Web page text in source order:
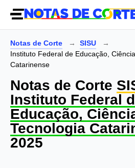
Notas de Corte
SISU
Instituto Federal de Educação,
Catarinense
Notas de Corte
Instituto Federal
Educação,
Tecnologia
2025